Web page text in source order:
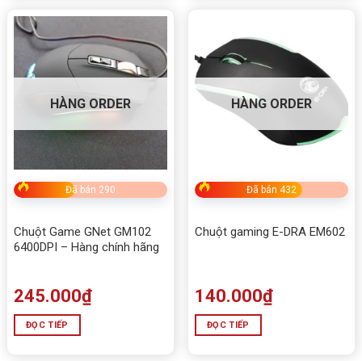
HÀNG ORDER
Đã bán 290
Chuột Game GNet GM102
6400DPI – Hàng chính hãng
245.000₫
ĐỌC TIẾP
HÀNG ORDER
Đã bán 432
Chuột gaming E-DRA EM602
140.000₫
ĐỌC TIẾP